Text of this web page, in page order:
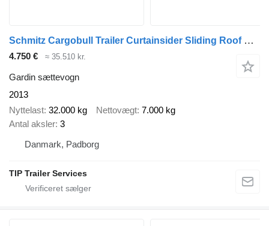
Schmitz Cargobull Trailer Curtainsider Sliding Roof Straight
4.750 € ≈ 35.510 kr.
Gardin sættevogn
2013
Nyttelast 32.000 kg Nettovægt 7.000 kg
Antal aksler 3
Danmark, Padborg
TIP Trailer Services